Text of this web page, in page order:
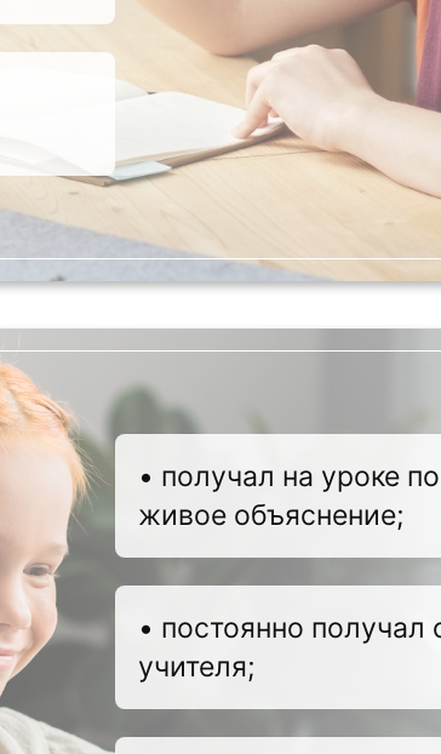
• получал на уроке
живое объяснение;
• постоянно получал
учителя;